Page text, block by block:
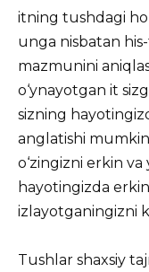
itning tushdagi
unga nisbatan
mazmunini
o‘ynayotgan it
sizning
anglatishi
o‘zingizni erkin
hayotingizda
izlayotganingizni
Tushlar shaxsiy